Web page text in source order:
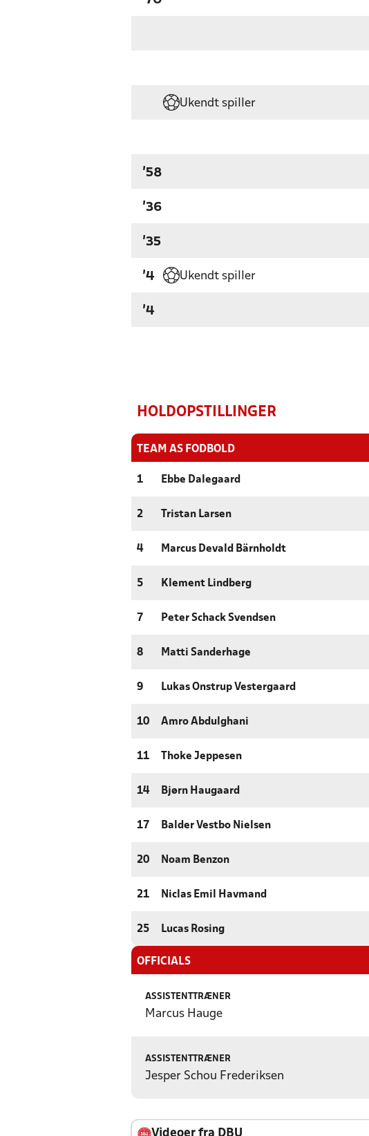
Ukendt spiller
'58
'36
'35
'4 Ukendt spiller
'4
HOLDOPSTILLINGER
TEAM AS FODBOLD
1 Ebbe Dalegaard
2 Tristan Larsen
4 Marcus Devald Bärnholdt
5 Klement Lindberg
7 Peter Schack Svendsen
8 Matti Sanderhage
9 Lukas Onstrup Vestergaard
10 Amro Abdulghani
11 Thoke Jeppesen
14 Bjørn Haugaard
17 Balder Vestbo Nielsen
20 Noam Benzon
21 Niclas Emil Havmand
25 Lucas Rosing
OFFICIALS
ASSISTENTTRÆNER
Marcus Hauge
ASSISTENTTRÆNER
Jesper Schou Frederiksen